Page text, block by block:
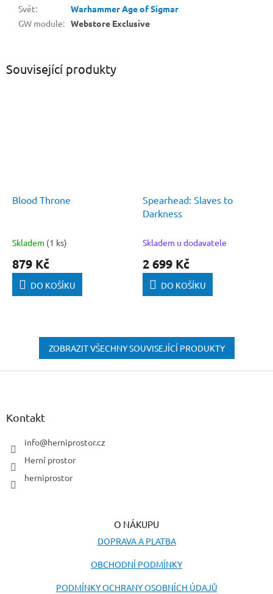
Související produkty
Blood Throne
Skladem (1 ks)
879 Kč
DO KOŠÍKU
Spearhead: Slaves to
Darkness
Skladem u dodavatele
2 699 Kč
DO KOŠÍKU
ZOBRAZIT VŠECHNY SOUVISEJÍCÍ PRODUKTY
Svět:
Warhammer Age of Sigmar
GW module: Webstore Exclusive
Z
Kontakt
info@herniprostor.cz
Herní prostor
herniprostor
O NÁKUPU
DOPRAVA A PLATBA
OBCHODNÍ PODMÍNKY
PODMÍNKY OCHRANY OSOBNÍCH ÚDAJŮ